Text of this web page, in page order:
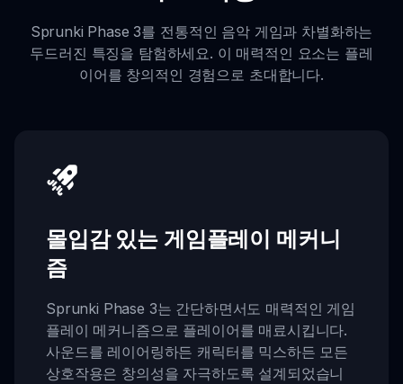
Sprunki Phase 3를 전통적인 음악 게임과 차별화하는
두드러진 특징을 탐험하세요. 이 매력적인 요소는 플레
이어를 창의적인 경험으로 초대합니다.
몰입감 있는 게임플레이 메커니
즘
Sprunki Phase 3는 간단하면서도 매력적인 게임
플레이 메커니즘으로 플레이어를 매료시킵니다.
사운드를 레이어링하든 캐릭터를 믹스하든 모든
상호작용은 창의성을 자극하도록 설계되었습니